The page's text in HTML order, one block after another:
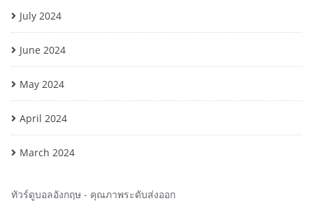
July 2024
June 2024
May 2024
April 2024
March 2024
ทัวร์ดูบอลอังกฤษ - คุณภาพระดับส่งออก